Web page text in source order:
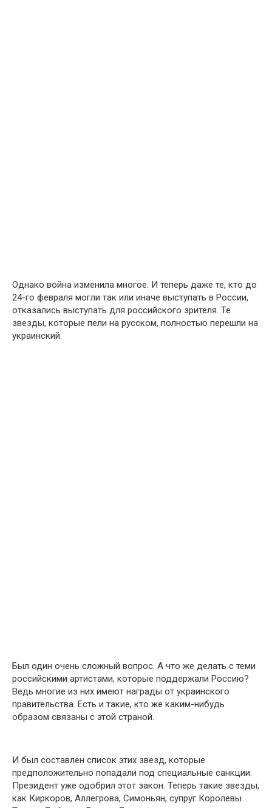
Однако война изменила многое. И теперь даже те, кто до
24-го февраля могли так или иначе выступать в России,
отказались выступать для российского зрителя. Те
звезды, которые пели на русском, полностью перешли на
украинский.
Был один очень сложный вопрос. А что же делать с теми
российскими артистами, которые поддержали Россию?
Ведь многие из них имеют награды от украинского
правительства. Есть и такие, кто же каким-нибудь
образом связаны с этой страной.
И был составлен список этих звезд, которые
предположительно попадали под специальные санкции.
Президент уже одобрил этот закон. Теперь такие звезды,
как Киркоров, Аллегрова, Симоньян, супруг Королевы